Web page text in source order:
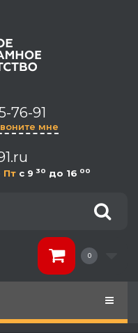
76-91
мне
Пт c 9 30 до 16 00
0